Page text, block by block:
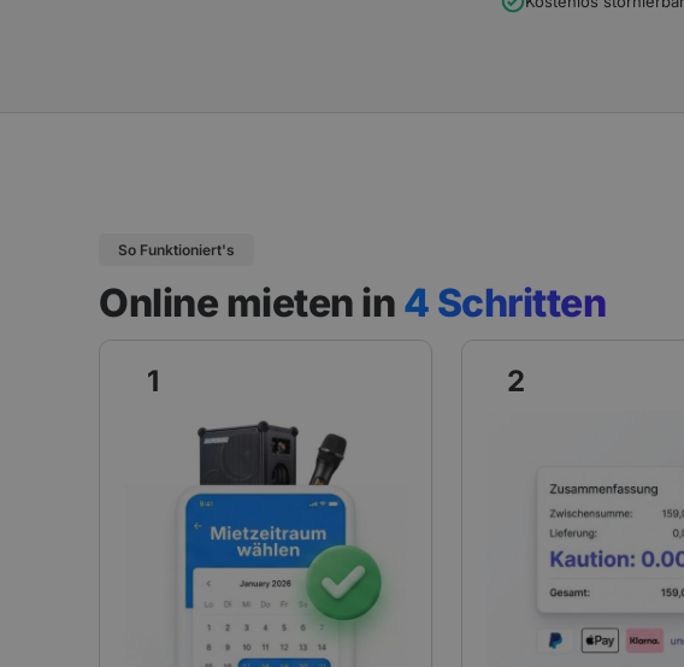
So Funktioniert's
Online mieten in 4 Schritten
1 2